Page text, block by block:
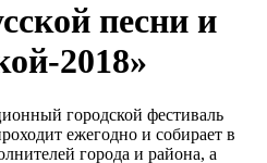
песни и
2018»
городской фестиваль
ежегодно и собирает в
города и района, а